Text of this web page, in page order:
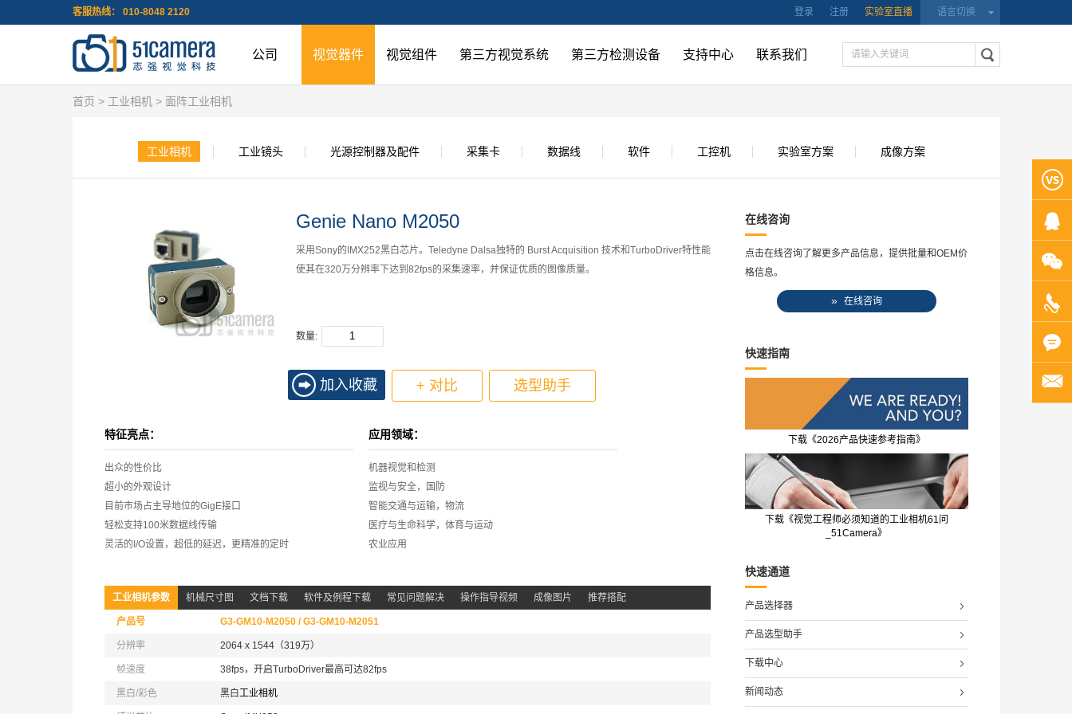
客服热线： 010-8048 2120 语言切换
登录 注册 实验室直播
公司 视觉器件 视觉组件 第三方视觉系统 第三方检测设备 支持中心 联系我们
首页 > 工业相机> 面阵工业相机
工业相机 工业镜头 光源控制器及配件 采集卡 数据线 软件 工控机 实验室方案 成像方案
Genie Nano M2050
采用Sony的IMX252黑白芯片。Teledyne Dalsa独特的 Burst Acquisition 技术和TurboDriver特性能
使其在320万分辨率下达到82fps的采集速率，并保证优质的图像质量。
数量:
加入收藏 + 对比 选型助手
特征亮点：
出众的性价比
超小的外观设计
目前市场占主导地位的GigE接口
轻松支持100米数据线传输
灵活的I/O设置，超低的延迟，更精准的定时
应用领域：
机器视觉和检测
监视与安全，国防
智能交通与运输，物流
医疗与生命科学，体育与运动
农业应用
工业相机参数 机械尺寸图 文档下载 软件及例程下载 常见问题解决 操作指导视频 成像图片 推荐搭配
产品号 G3-GM10-M2050 / G3-GM10-M2051
分辨率 2064 x 1544（319万）
帧速度 38fps，开启TurboDriver最高可达82fps
黑白/彩色 黑白工业相机
在线咨询
点击在线咨询了解更多产品信息，提供批量和OEM价
格信息。
» 在线咨询
快速指南
下载《2026产品快速参考指南》
下载《视觉工程师必须知道的工业相机61问
_51Camera》
快速通道
产品选择器
产品选型助手
下载中心
新闻动态